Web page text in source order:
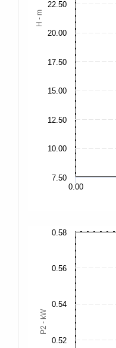
H - m
0.00
7.50
10.00
12.50
15.00
17.50
20.00
22.50
P2 - kW
0.52
0.54
0.56
0.58